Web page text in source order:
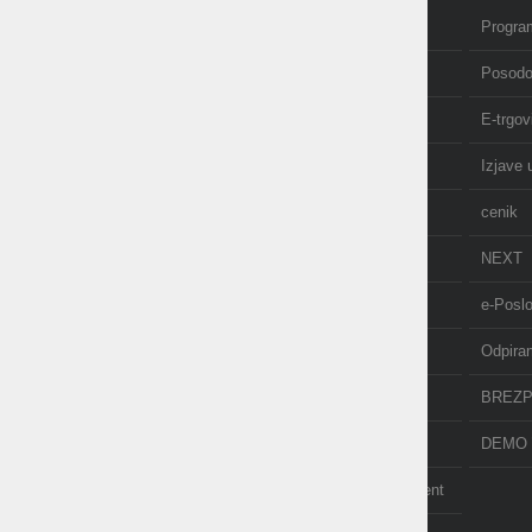
E-
Izjave
cenik
NEXT
e-
POMOČ NA DALJAVO - ISL Light Client